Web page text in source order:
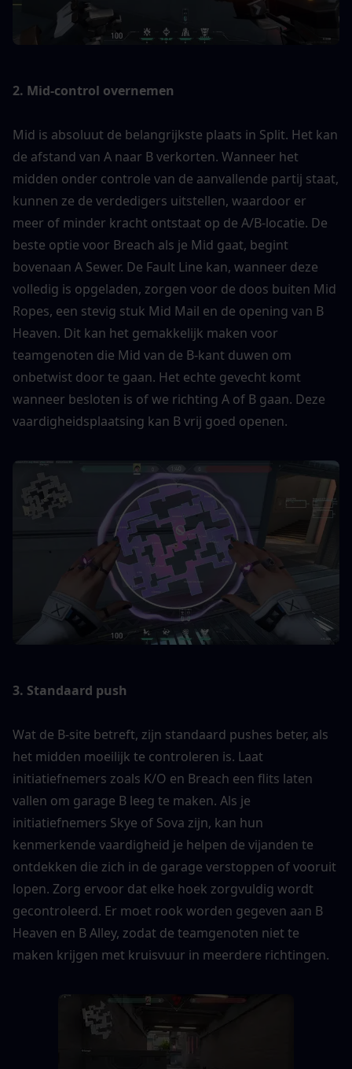
2. Mid-control overnemen
Mid is absoluut de belangrijkste plaats in Split. Het kan
de afstand van A naar B verkorten. Wanneer het
midden onder controle van de aanvallende partij staat,
kunnen ze de verdedigers uitstellen, waardoor er
meer of minder kracht ontstaat op de A/B-locatie. De
beste optie voor Breach als je Mid gaat, begint
bovenaan A Sewer. De Fault Line kan, wanneer deze
volledig is opgeladen, zorgen voor de doos buiten Mid
Ropes, een stevig stuk Mid Mail en de opening van B
Heaven. Dit kan het gemakkelijk maken voor
teamgenoten die Mid van de B-kant duwen om
onbetwist door te gaan. Het echte gevecht komt
wanneer besloten is of we richting A of B gaan. Deze
vaardigheidsplaatsing kan B vrij goed openen.
3. Standaard push
Wat de B-site betreft, zijn standaard pushes beter, als
het midden moeilijk te controleren is. Laat
initiatiefnemers zoals K/O en Breach een flits laten
vallen om garage B leeg te maken. Als je
initiatiefnemers Skye of Sova zijn, kan hun
kenmerkende vaardigheid je helpen de vijanden te
ontdekken die zich in de garage verstoppen of vooruit
lopen. Zorg ervoor dat elke hoek zorgvuldig wordt
gecontroleerd. Er moet rook worden gegeven aan B
Heaven en B Alley, zodat de teamgenoten niet te
maken krijgen met kruisvuur in meerdere richtingen.